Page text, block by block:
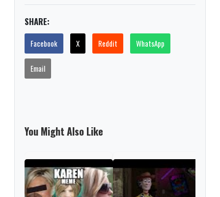
SHARE:
Facebook X Reddit WhatsApp
Email
You Might Also Like